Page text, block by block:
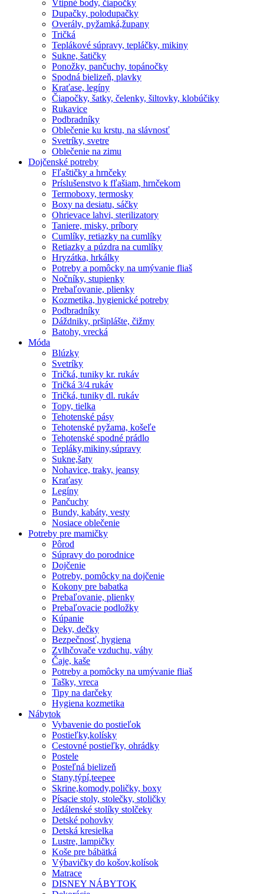
Vtipné body, čiapočky
Dupačky, polodupačky
Overály, pyžamká,župany
Tričká
Teplákové súpravy, tepláčky, mikiny
Sukne, šatičky
Ponožky, pančuchy, topánočky
Spodná bielizeň, plavky
Kraťase, legíny
Čiapočky, šatky, čelenky, šiltovky, klobúčiky
Rukavice
Podbradníky
Oblečenie ku krstu, na slávnosť
Svetríky, svetre
Oblečenie na zimu
Dojčenské potreby
Fľaštičky a hrnčeky
Príslušenstvo k fľašiam, hrnčekom
Termoboxy, termosky
Boxy na desiatu, sáčky
Ohrievace lahvi, sterilizatory
Taniere, misky, príbory
Cumlíky, retiazky na cumlíky
Retiazky a púzdra na cumlíky
Hryzátka, hrkálky
Potreby a pomôcky na umývanie fliaš
Nočníky, stupienky
Prebaľovanie, plienky
Kozmetika, hygienické potreby
Podbradníky
Dáždniky, pršiplášte, čižmy
Batohy, vrecká
Móda
Blúzky
Svetríky
Tričká, tuniky kr. rukáv
Tričká 3/4 rukáv
Tričká, tuniky dl. rukáv
Topy, tielka
Tehotenské pásy
Tehotenské pyžama, košeľe
Tehotenské spodné prádlo
Tepláky,mikiny,súpravy
Sukne,šaty
Nohavice, traky, jeansy
Kraťasy
Legíny
Pančuchy
Bundy, kabáty, vesty
Nosiace oblečenie
Potreby pre mamičky
Pôrod
Súpravy do porodnice
Dojčenie
Potreby, pomôcky na dojčenie
Kokony pre babatka
Prebaľovanie, plienky
Prebaľovacie podložky
Kúpanie
Deky, dečky
Bezpečnosť, hygiena
Zvlhčovače vzduchu, váhy
Čaje, kaše
Potreby a pomôcky na umývanie fliaš
Tašky, vreca
Tipy na darčeky
Hygiena kozmetika
Nábytok
Vybavenie do postieľok
Postieľky,kolísky
Cestovné postieľky, ohrádky
Postele
Posteľná bielizeň
Stany,týpí,teepee
Skrine,komody,poličky, boxy
Písacie stoly, stolečky, stoličky
Jedálenské stolíky stolčeky
Detské pohovky
Detská kresielka
Lustre, lampičky
Koše pre bábätká
Výbavičky do košov,kolísok
Matrace
DISNEY NÁBYTOK